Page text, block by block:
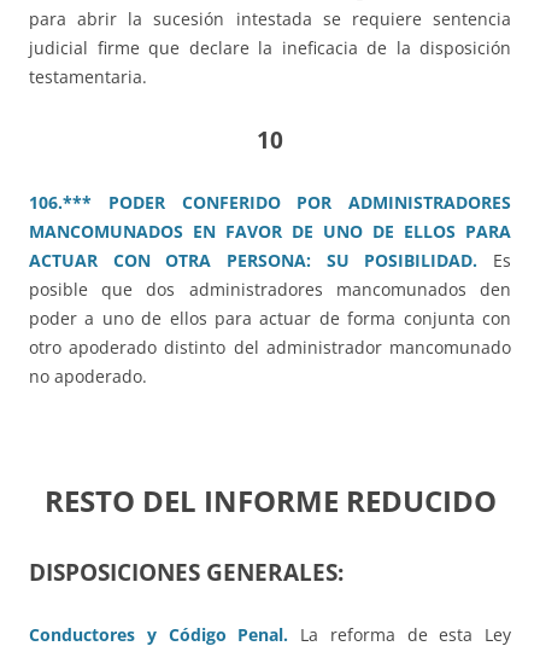
para abrir la sucesión intestada se requiere sentencia
judicial firme que declare la ineficacia de la disposición
testamentaria.
10
106.*** PODER CONFERIDO POR ADMINISTRADORES
MANCOMUNADOS EN FAVOR DE UNO DE ELLOS PARA
ACTUAR CON OTRA PERSONA: SU POSIBILIDAD. Es
posible que dos administradores mancomunados den
poder a uno de ellos para actuar de forma conjunta con
otro apoderado distinto del administrador mancomunado
no apoderado.
RESTO DEL INFORME REDUCIDO
DISPOSICIONES GENERALES:
Conductores y Código Penal. La reforma de esta Ley